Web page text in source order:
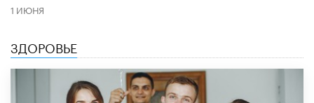
1 ИЮНЯ
ЗДОРОВЬЕ